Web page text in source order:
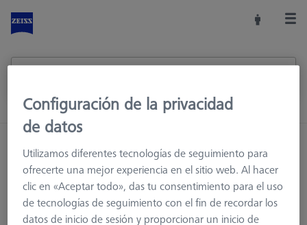
Elementos de conexión
M5
Insertos con adaptador cónico
Configuración de la privacidad
de datos
Utilizamos diferentes tecnologías de seguimiento para
ofrecerte una mejor experiencia en el sitio web. Al hacer
clic en «Aceptar todo», das tu consentimiento para el uso
de tecnologías de seguimiento con el fin de recordar los
datos de inicio de sesión y proporcionar un inicio de